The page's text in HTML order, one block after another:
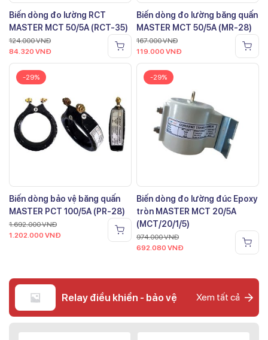
Biến dòng đo lường RCT
MASTER MCT 50/5A (RCT-35)
124.000VNĐ
84.320 VNĐ
Biến dòng đo lường băng quấn
MASTER MCT 50/5A (MR-28)
167.000VNĐ
119.000 VNĐ
-29%
Biến dòng bảo vệ băng quấn
MASTER PCT 100/5A (PR-28)
1.692.000VNĐ
1.202.000 VNĐ
-29%
Biến dòng đo lường đúc Epoxy
tròn MASTER MCT 20/5A
(MCT/20/1/5)
974.000VNĐ
692.080 VNĐ
Relay điều khiển - bảo vệ Xem tất cả